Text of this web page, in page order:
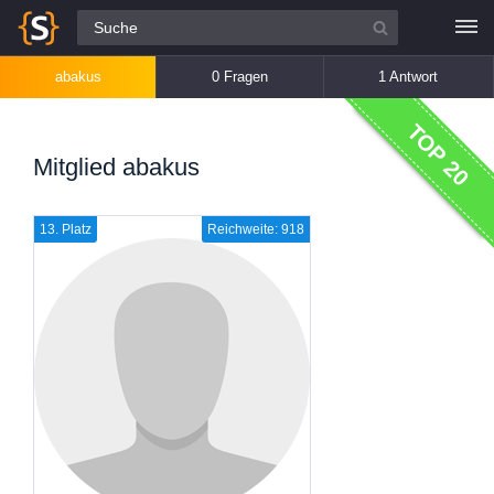
Alle Fragen
abakus 0 Fragen 1 Antwort
Mitglied abakus TOP 20
Reichweite: 918
13. Platz